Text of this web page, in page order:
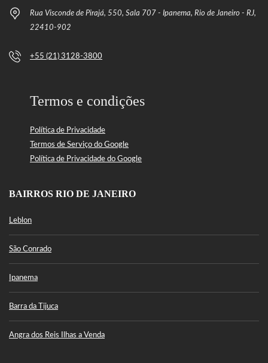
Rua Visconde de Pirajá, 550, Sala 707 - Ipanema, Rio de Janeiro - RJ,
22410-902
+55 (21) 3128-3800
Termos e condições
Política de Privacidade
Termos de Serviço do Google
Política de Privacidade do Google
BAIRROS RIO DE JANEIRO
Leblon
São Conrado
Ipanema
Barra da Tijuca
Angra dos Reis Ilhas a Venda